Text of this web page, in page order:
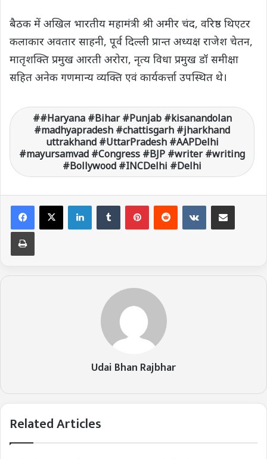
बैठक में अखिल भारतीय महामंत्री श्री अमीर चंद, वरिष्ठ थिएटर
कलाकार अवतार साहनी, पूर्व दिल्ली प्रान्त अध्यक्ष राजेश चेतन,
मातृशक्ति प्रमुख आरती अरोरा, नृत्य विधा प्रमुख डॉ समीक्षा
सहित अनेक गणमान्य व्यक्ति एवं कार्यकर्त्ता उपस्थित थे।
#Haryana #Bihar #Punjab #kisanandolan
#madhyapradesh #chattisgarh #jharkhand
uttrakhand #UttarPradesh #AAPDelhi
#mayursamvad #Congress #BJP #writer #writing
#Bollywood #INCDelhi #Delhi
LinkedIn VKontakte
Udai Bhan Rajbhar
Related Articles